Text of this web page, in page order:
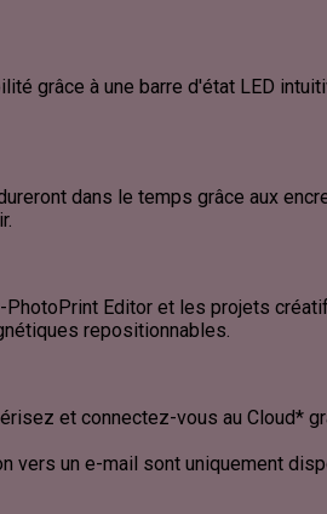
grâce à une barre d'état LED
dans le temps grâce aux
Editor et les projets
repositionnables.
et connectez-vous au Cloud*
vers un e-mail sont uniquement